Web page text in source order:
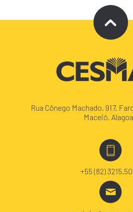
Rua Cônego Machado, 917,
Maceió,
+55 (82)